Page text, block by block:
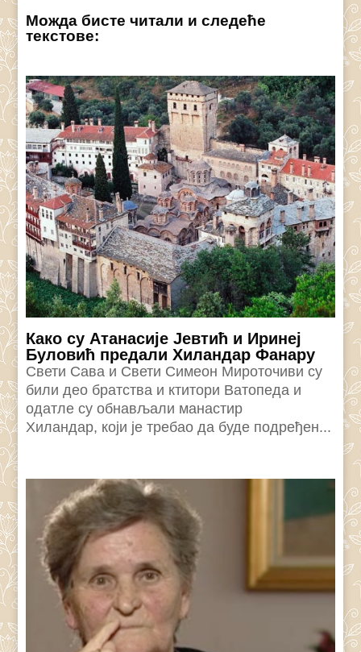
Можда бисте читали и следеће
текстове:
Како су Атанасије Јевтић и Иринеј
Буловић предали Хиландар Фанару
Свети Сава и Свети Симеон Мироточиви су
били део братства и ктитори Ватопеда и
одатле су обнављали манастир
Хиландар, који је требао да буде подређен...